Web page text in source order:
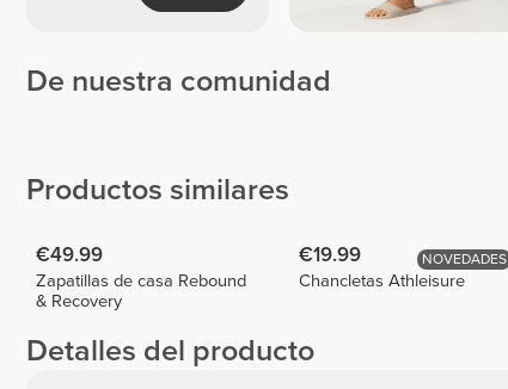
De nuestra comunidad
Productos similares
€49.99
Zapatillas de casa Rebound
& Recovery
NOVEDADES
€19.99
Chancletas Athleisure
Detalles del producto